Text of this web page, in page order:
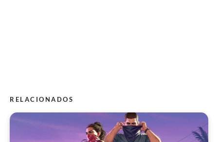
RELACIONADOS